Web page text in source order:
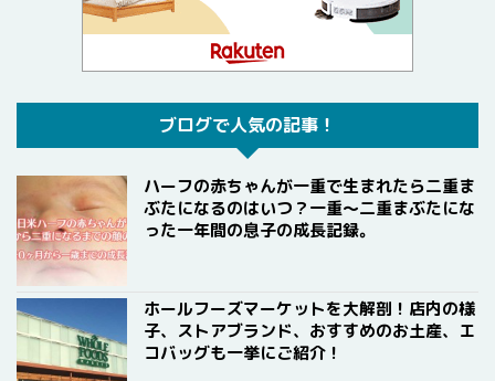
ブログで人気の記事！
ハーフの赤ちゃんが一重で生まれたら二重ま
ぶたになるのはいつ？一重〜二重まぶたにな
った一年間の息子の成長記録。
ホールフーズマーケットを大解剖！店内の様
子、ストアブランド、おすすめのお土産、エ
コバッグも一挙にご紹介！